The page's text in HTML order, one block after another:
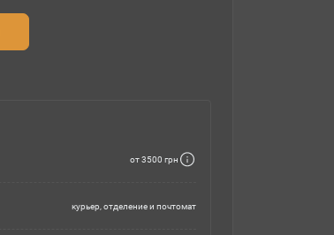
от 3500 грн
курьер, отделение и почтомат